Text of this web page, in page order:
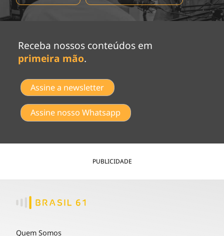
Receba nossos conteúdos em
primeira mão.
Assine a newsletter
Assine nosso Whatsapp
PUBLICIDADE
Quem Somos